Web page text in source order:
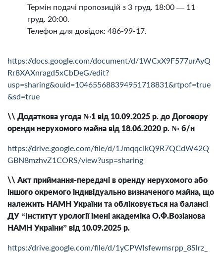
Термін подачі пропозицій з 3 груд. 18:00 — 11
груд. 20:00.
Телефон для довідок: 486-99-17.
https://docs.google.com/document/d/1WCxX9F577urAyQ
Rr8XAXnragd5xCbDeG/edit?
usp=sharing&ouid=104655688394951718831&rtpof=true
&sd=true
\\ Додаткова угода №1 від 10.09.2025 р. до Договору
оренди нерухомого майна від 18.06.2020 р. № б/н
https://drive.google.com/file/d/1JmqqcIkQ9R7QCdW42Q
GBN8mzhvZ1CORS/view?usp=sharing
\\ Акт приймання-передачі в оренду нерухомого або
іншого окремого індивідуально визначеного майна, що
належить НАМН України та обліковується на балансі
ДУ “Інститут урології імені академіка О.Ф.Возіанова
НАМН України” від 10.09.2025 р.
https://drive.google.com/file/d/1yCPWlsfewmsrpp_8Slrz_